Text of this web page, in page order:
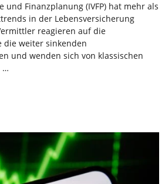
und Finanzplanung (IVFP) hat mehr als
in der Lebensversicherung
reagieren auf die
die weiter sinkenden
und wenden sich von klassischen
…